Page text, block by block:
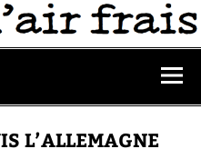
L’ALLEMAGNE